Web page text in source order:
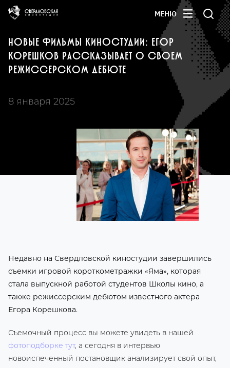
МЕНЮ
НОВЫЕ ФИЛЬМЫ КИНОСТУДИИ: ЕГОР
КОРЕШКОВ РАССКАЗЫВАЕТ О СВОЕМ
РЕЖИССЕРСКОМ ДЕБЮТЕ
8 января 2025
Недавно на Свердловской киностудии завершились
съемки игровой короткометражки «Яма», которая
стала выпускной работой студентов Школы кино, а
также режиссерским дебютом известного актера
Егора Корешкова.
Съемочный процесс вы можете увидеть в нашей
фотоподборке тут, а сегодня в интервью
новоиспеченный постановщик анализирует свой опыт,